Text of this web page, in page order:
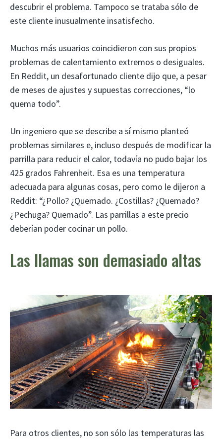
descubrir el problema. Tampoco se trataba sólo de
este cliente inusualmente insatisfecho.
Muchos más usuarios coincidieron con sus propios
problemas de calentamiento extremos o desiguales.
En Reddit, un desafortunado cliente dijo que, a pesar
de meses de ajustes y supuestas correcciones, “lo
quema todo”.
Un ingeniero que se describe a sí mismo planteó
problemas similares e, incluso después de modificar la
parrilla para reducir el calor, todavía no pudo bajar los
425 grados Fahrenheit. Esa es una temperatura
adecuada para algunas cosas, pero como le dijeron a
Reddit: “¿Pollo? ¿Quemado. ¿Costillas? ¿Quemado?
¿Pechuga? Quemado”. Las parrillas a este precio
deberían poder cocinar un pollo.
Las llamas son demasiado altas
Para otros clientes, no son sólo las temperaturas las